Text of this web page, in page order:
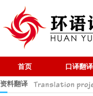
首页 口译翻译
资料翻译